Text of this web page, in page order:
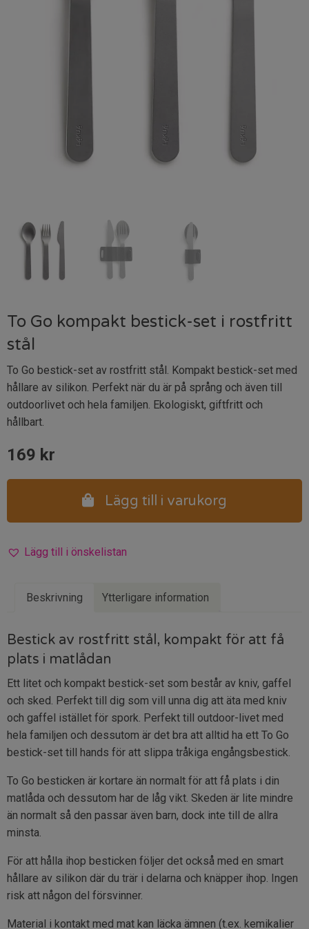
To Go kompakt bestick-set i rostfritt
stål
To Go bestick-set av rostfritt stål. Kompakt bestick-set med
hållare av silikon. Perfekt när du är på språng och även till
outdoorlivet och hela familjen. Ekologiskt, giftfritt och
hållbart.
169 kr
Lägg till i varukorg
Lägg till i önskelistan
Beskrivning Ytterligare information
Bestick av rostfritt stål, kompakt för att få
plats i matlådan
Ett litet och kompakt bestick-set som består av kniv, gaffel
och sked. Perfekt till dig som vill unna dig att äta med kniv
och gaffel istället för spork. Perfekt till outdoor-livet med
hela familjen och dessutom är det bra att alltid ha ett To Go
bestick-set till hands för att slippa tråkiga engångsbestick.
To Go besticken är kortare än normalt för att få plats i din
matlåda och dessutom har de låg vikt. Skeden är lite mindre
än normalt så den passar även barn, dock inte till de allra
minsta.
För att hålla ihop besticken följer det också med en smart
hållare av silikon där du trär i delarna och knäpper ihop. Ingen
risk att någon del försvinner.
Material i kontakt med mat kan läcka ämnen (t.ex. kemikalier